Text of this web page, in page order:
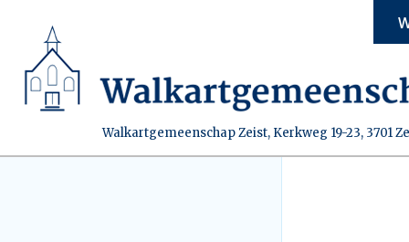
Walkartgemeenschap Zeist, Kerkweg 19-23, 3701